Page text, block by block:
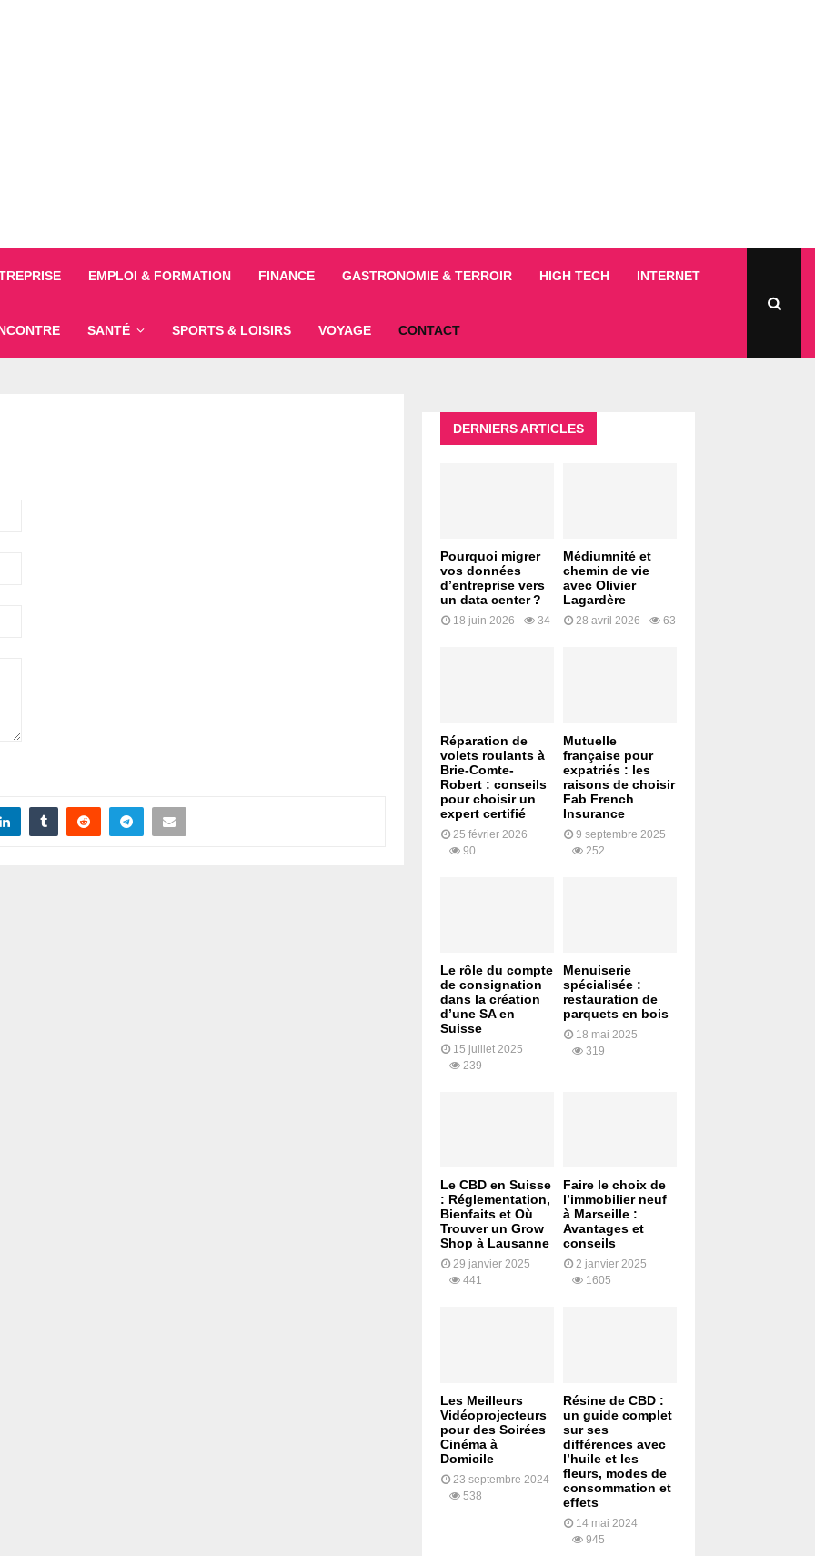
EMPLOI & FORMATION FINANCE GASTRONOMIE & TERROIR HIGH TECH INTERNET
SANTÉ SPORTS & LOISIRS VOYAGE CONTACT
DERNIERS ARTICLES
Pourquoi migrer
vos données
d’entreprise vers
un data center ?
18 juin 2026 34
Médiumnité et
chemin de vie
avec Olivier
Lagardère
28 avril 2026 63
Réparation de
volets roulants à
Brie-Comte-
Robert : conseils
pour choisir un
expert certifié
25 février 2026
90
Mutuelle
française pour
expatriés : les
raisons de choisir
Fab French
Insurance
9 septembre 2025
252
Le rôle du compte
de consignation
dans la création
d’une SA en
Suisse
15 juillet 2025
239
Menuiserie
spécialisée :
restauration de
parquets en bois
18 mai 2025
319
Le CBD en Suisse
: Réglementation,
Bienfaits et Où
Trouver un Grow
Shop à Lausanne
29 janvier 2025
441
Faire le choix de
l’immobilier neuf
à Marseille :
Avantages et
conseils
2 janvier 2025
1605
Les Meilleurs
Vidéoprojecteurs
pour des Soirées
Cinéma à
Domicile
23 septembre 2024
538
Résine de CBD :
un guide complet
sur ses
différences avec
l’huile et les
fleurs, modes de
consommation et
effets
14 mai 2024
945